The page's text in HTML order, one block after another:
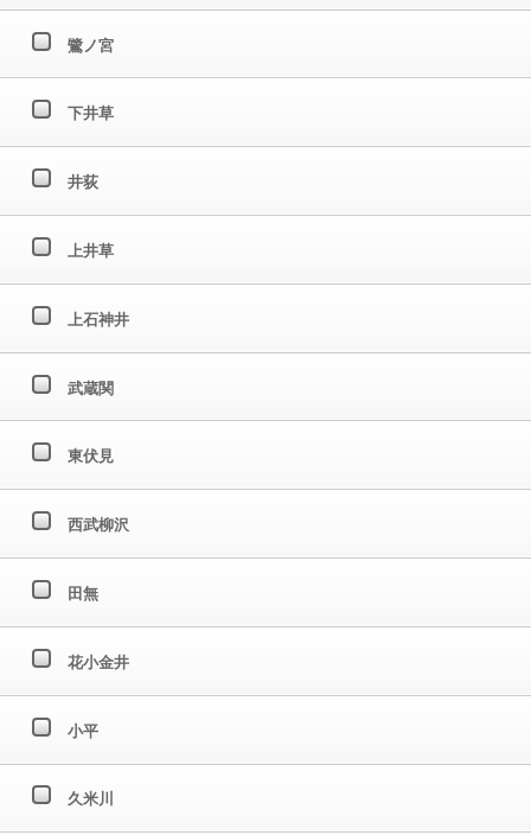
鷺ノ宮
下井草
井荻
上井草
上石神井
武蔵関
東伏見
西武柳沢
田無
花小金井
小平
久米川